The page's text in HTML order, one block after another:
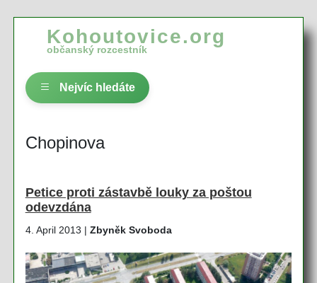
Kohoutovice.org
občanský rozcestník
Nejvíc hledáte
Chopinova
Petice proti zástavbě louky za poštou
odevzdána
4. April 2013 | Zbyněk Svoboda